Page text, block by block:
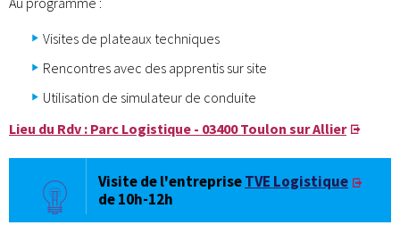
Visites de plateaux techniques
Rencontres avec des apprentis sur site
Utilisation de simulateur de conduite
Lieu du Rdv : Parc Logistique - 03400 Toulon sur Allier
Visite de l'entrepriseTVE Logistique
de 10h-12h